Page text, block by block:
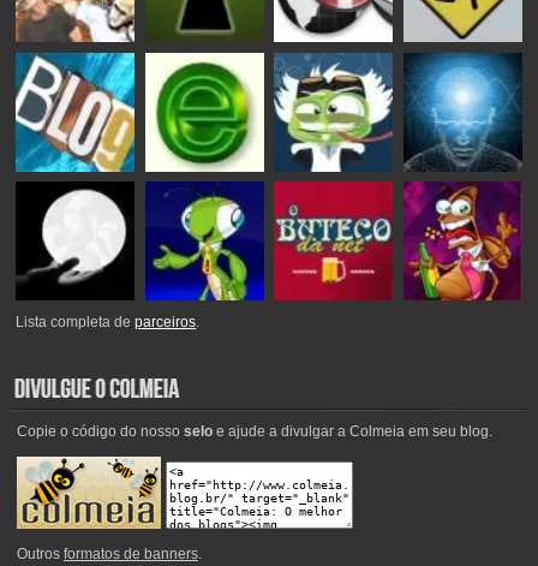
Lista completa deparceiros.
Copie o código do nosso seloe ajude a divulgar a Colmeia em seu blog.
Outros formatos de banners.